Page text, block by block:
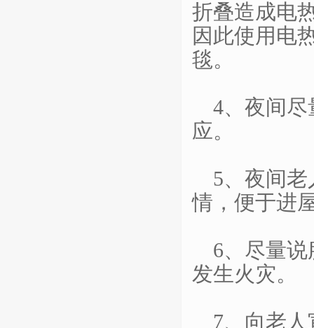
折叠造成电
因此使用电
毯。
4、夜间
应。
5、夜间
情，便于进
6、尽量
发生火灾。
7、向老